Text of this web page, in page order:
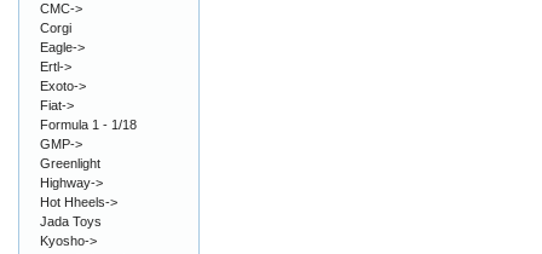
CMC->
Corgi
Eagle->
Ertl->
Exoto->
Fiat->
Formula 1 - 1/18
GMP->
Greenlight
Highway->
Hot Hheels->
Jada Toys
Kyosho->